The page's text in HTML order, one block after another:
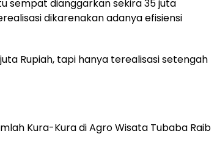
sempat dianggarkan sekira 35 juta
dikarenakan adanya efisiensi
Rupiah, tapi hanya terealisasi setengah
Kura-Kura di Agro Wisata Tubaba Raib